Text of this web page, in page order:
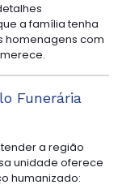
a família tenha
homenagens com
Funerária
a região
unidade oferece
humanizado: